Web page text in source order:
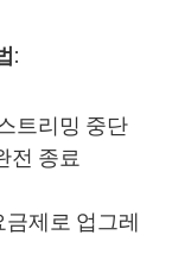
:
트리밍 중단
전 종료
제로 업그레